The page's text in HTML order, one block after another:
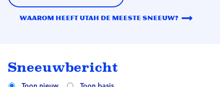
Waarom heeft Utah de meeste sneeuw?
Sneeuwbericht